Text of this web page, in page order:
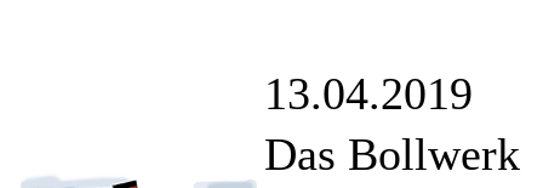
13.04.2019
Das Bollwerk